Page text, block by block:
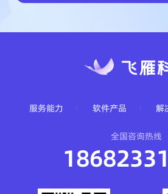
服务能力 软件产品 解
全国咨询热线